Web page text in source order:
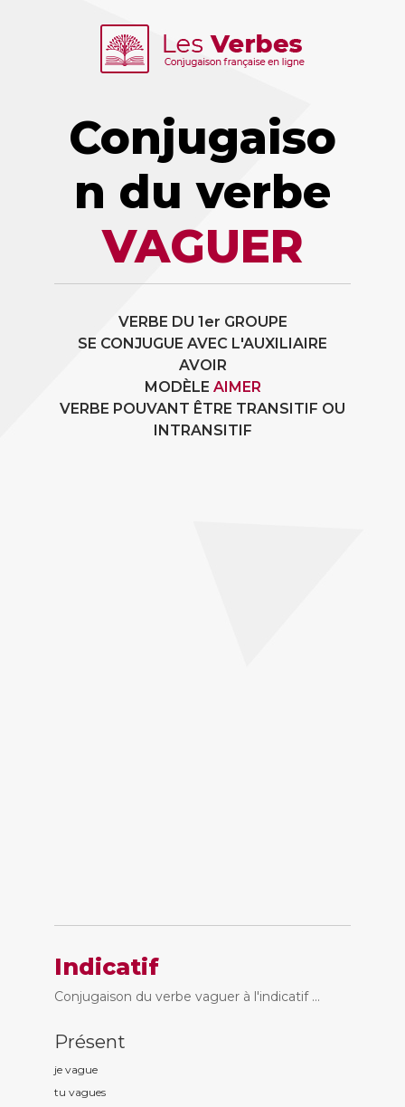
Conjugaiso
n du verbe
VAGUER
VERBE DU 1er GROUPE
SE CONJUGUE AVEC L'AUXILIAIRE
AVOIR
MODÈLE AIMER
VERBE POUVANT ÊTRE TRANSITIF OU
INTRANSITIF
Indicatif
Conjugaison du verbe vaguer à l'indicatif ...
Présent
je vague
tu vagues